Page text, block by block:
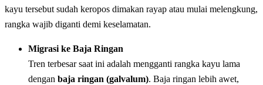
kayu tersebut sudah keropos dimakan rayap atau mulai melengkung,
rangka wajib diganti demi keselamatan.
Migrasi ke Baja Ringan
Tren terbesar saat ini adalah mengganti rangka kayu lama
dengan baja ringan (galvalum). Baja ringan lebih awet,